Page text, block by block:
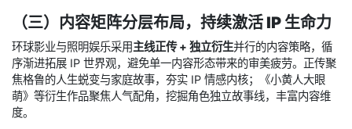
（三）内容矩阵分层布局，持续激活 IP 生命力
环球影业与照明娱乐采用主线正传 + 独立衍生并行的内容策略，循
序渐进拓展 IP 世界观，避免单一内容形态带来的审美疲劳。正传聚
焦格鲁的人生蜕变与家庭故事，夯实 IP 情感内核；《小黄人大眼
萌》等衍生作品聚焦人气配角，挖掘角色独立故事线，丰富内容维
度。